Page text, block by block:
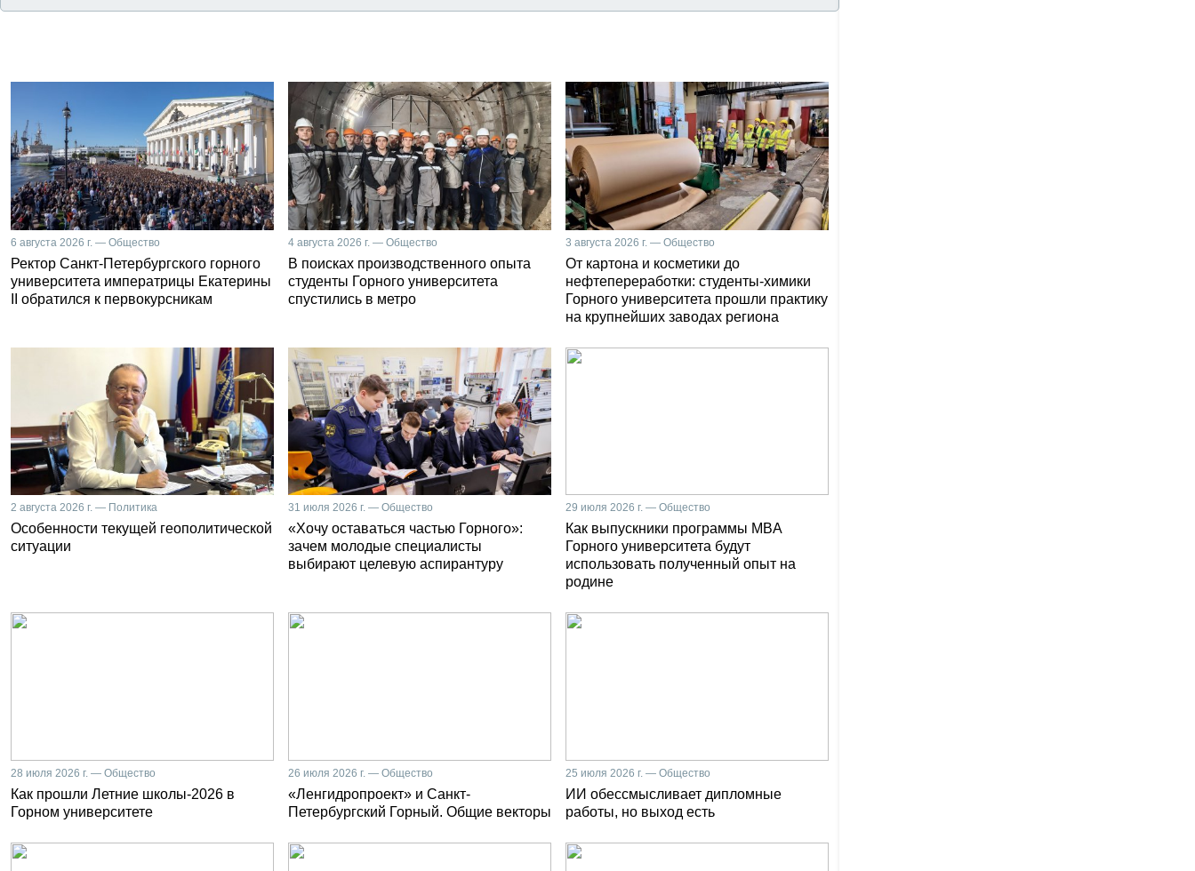
6 августа 2026 г. — Общество
Ректор Санкт-Петербургского горного
университета императрицы Екатерины
II обратился к первокурсникам
4 августа 2026 г. — Общество
В поисках производственного опыта
студенты Горного университета
спустились в метро
3 августа 2026 г. — Общество
От картона и косметики до
нефтепереработки: студенты-химики
Горного университета прошли практику
на крупнейших заводах региона
2 августа 2026 г. — Политика
Особенности текущей геополитической
ситуации
31 июля 2026 г. — Общество
«Хочу оставаться частью Горного»:
зачем молодые специалисты
выбирают целевую аспирантуру
29 июля 2026 г. — Общество
Как выпускники программы MBA
Горного университета будут
использовать полученный опыт на
родине
28 июля 2026 г. — Общество
Как прошли Летние школы-2026 в
Горном университете
26 июля 2026 г. — Общество
«Ленгидропроект» и Санкт-
Петербургский Горный. Общие векторы
25 июля 2026 г. — Общество
ИИ обессмысливает дипломные
работы, но выход есть